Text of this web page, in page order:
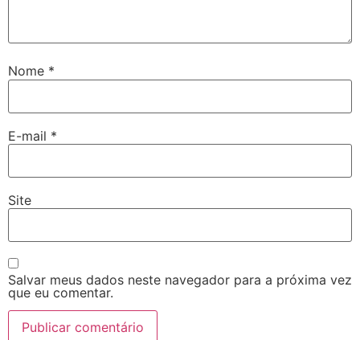
Nome *
E-mail *
Site
Salvar meus dados neste navegador para a próxima vez
que eu comentar.